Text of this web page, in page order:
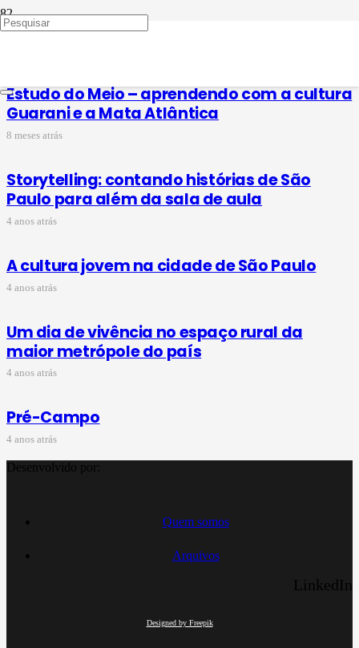
Estudo do Meio
Estudo do Meio – aprendendo com a cultura
Guarani e a Mata Atlântica
8 meses atrás
Storytelling: contando histórias de São
Paulo para além da sala de aula
4 anos atrás
A cultura jovem na cidade de São Paulo
4 anos atrás
Um dia de vivência no espaço rural da
maior metrópole do país
4 anos atrás
Pré-Campo
4 anos atrás
Desenvolvido por:
Quem somos
Arquivos
LinkedIn
Designed by Freepik